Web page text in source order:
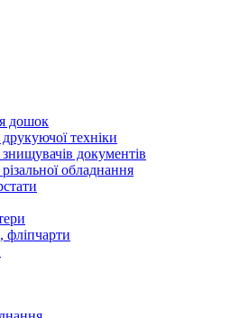
дошок
техніки
документів
обладнання
фліпчарти